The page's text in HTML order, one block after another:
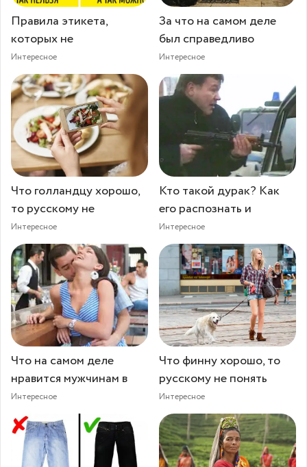
Правила этикета,
которых не
Интересное
За что на самом деле
был справедливо
Интересное
Что голландцу хорошо,
то русскому не
Интересное
Кто такой дурак? Как
его распознать и
Интересное
Что на самом деле
нравится мужчинам в
Интересное
Что финну хорошо, то
русскому не понять
Интересное